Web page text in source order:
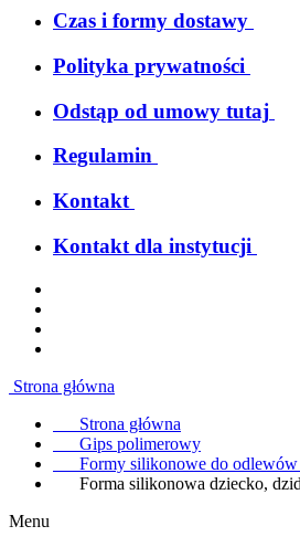
Czas i formy dostawy
Polityka prywatności
Odstąp od umowy tutaj
Regulamin
Kontakt
Kontakt dla instytucji
Strona główna
Strona główna
Gips polimerowy
Formy silikonowe do odlewów
Forma silikonowa dziecko,
Menu